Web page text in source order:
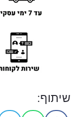
שיתוף: